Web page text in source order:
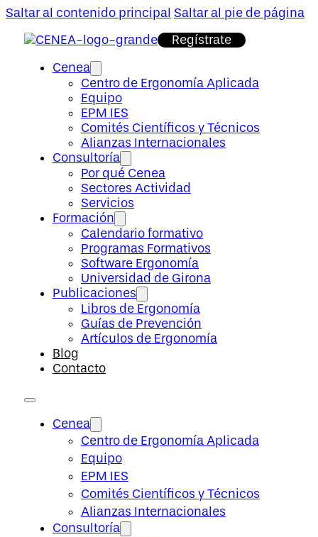
Saltar al contenido principal Saltar al pie de página
Regístrate
Cenea
Centro de Ergonomía Aplicada
Equipo
EPM IES
Comités Científicos y Técnicos
Alianzas Internacionales
Consultoría
Por qué Cenea
Sectores Actividad
Servicios
Formación
Calendario formativo
Programas Formativos
Software Ergonomía
Universidad de Girona
Publicaciones
Libros de Ergonomía
Guías de Prevención
Artículos de Ergonomía
Blog
Contacto
Cenea
Centro de Ergonomía Aplicada
Equipo
EPM IES
Comités Científicos y Técnicos
Alianzas Internacionales
Consultoría